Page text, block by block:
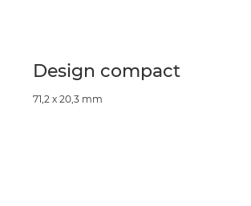
Design compact
71,2 x 20,3 mm